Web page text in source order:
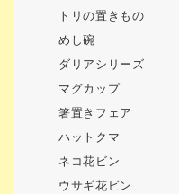
トリの置きもの
めし碗
ダリアシリーズ
マグカップ
箸置きフェア
ハットクマ
ネコ花ビン
ウサギ花ビン